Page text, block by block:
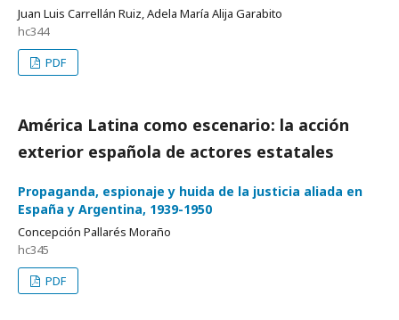
Juan Luis Carrellán Ruiz, Adela María Alija Garabito
hc344
PDF
América Latina como escenario: la acción
exterior española de actores estatales
Propaganda, espionaje y huida de la justicia aliada en
España y Argentina, 1939-1950
Concepción Pallarés Moraño
hc345
PDF